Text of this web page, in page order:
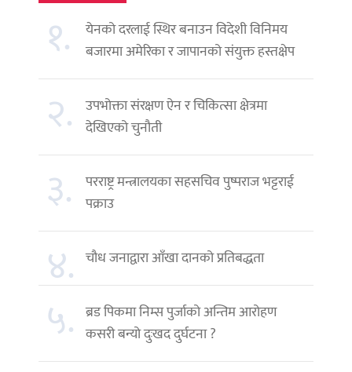
१.
येनको दरलाई स्थिर बनाउन विदेशी विनिमय
बजारमा अमेरिका र जापानको संयुक्त हस्तक्षेप
२. उपभोक्ता संरक्षण ऐन र चिकित्सा क्षेत्रमा
देखिएको चुनौती
३.
परराष्ट्र मन्त्रालयका सहसचिव पुष्पराज भट्टराई
पक्राउ
४. चौध जनाद्वारा आँखा दानको प्रतिबद्धता
५. ब्रड पिकमा निम्स पुर्जाको अन्तिम आरोहण
कसरी बन्यो दुःखद दुर्घटना ?